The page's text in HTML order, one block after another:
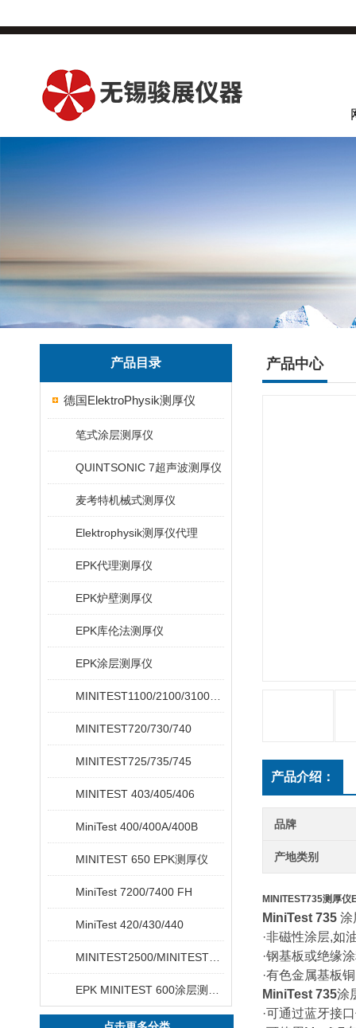
产品目录
德国ElektroPhysik测厚仪
笔式涂层测厚仪
QUINTSONIC 7超声波测厚仪
麦考特机械式测厚仪
Elektrophysik测厚仪代理
EPK代理测厚仪
EPK炉壁测厚仪
EPK库伦法测厚仪
EPK涂层测厚仪
MINITEST720/730/740
MINITEST725/735/745
MINITEST 403/405/406
MiniTest 400/400A/400B
MINITEST 650 EPK测厚仪
MiniTest 7200/7400 FH
MiniTest 420/430/440
产品中心
产品介绍：
品牌
产地类别
MINITEST735测厚仪
MiniTest 735 涂
·非磁性涂层,如
·钢基板或绝缘
·有色金属基板
MiniTest 735涂
·可通过蓝牙接